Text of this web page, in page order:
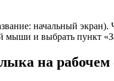
начальный экран).
и выбрать пункт
на рабочем